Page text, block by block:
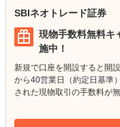
SBIネオトレード証券
現物手数料無料キ
施中！
新規で口座を開設すると開
から40営業日（約定日基準
された現物取引の手数料が